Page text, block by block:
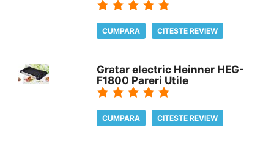
CUMPARA CITESTE REVIEW
Gratar electric Heinner HEG-
F1800 Pareri Utile
CUMPARA CITESTE REVIEW